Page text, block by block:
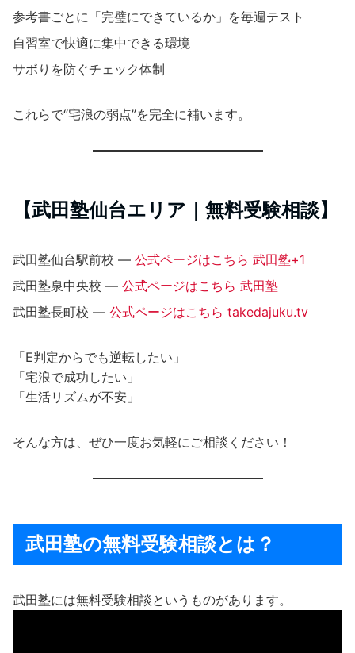
参考書ごとに「完璧にできているか」を毎週テスト
自習室で快適に集中できる環境
サボりを防ぐチェック体制
これらで“宅浪の弱点”を完全に補います。
【武田塾仙台エリア｜無料受験相談】
武田塾仙台駅前校 — 公式ページはこちら 武田塾+1
武田塾泉中央校 — 公式ページはこちら 武田塾
武田塾長町校 — 公式ページはこちら takedajuku.tv
「E判定からでも逆転したい」
「宅浪で成功したい」
「生活リズムが不安」
そんな方は、ぜひ一度お気軽にご相談ください！
武田塾の無料受験相談とは？
武田塾には無料受験相談というものがあります。